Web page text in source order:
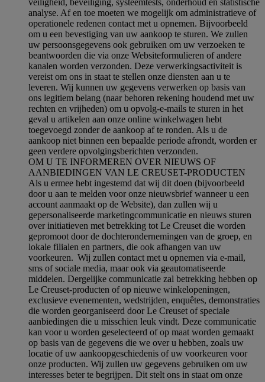
analyse. Af en toe moeten we mogelijk om administratieve of
operationele redenen contact met u opnemen. Bijvoorbeeld
om u een bevestiging van uw aankoop te sturen. We zullen
uw persoonsgegevens ook gebruiken om uw verzoeken te
beantwoorden die via onze Websiteformulieren of andere
kanalen worden verzonden. Deze verwerkingsactiviteit is
vereist om ons in staat te stellen onze diensten aan u te
leveren. Wij kunnen uw gegevens verwerken op basis van
ons legitiem belang (naar behoren rekening houdend met uw
rechten en vrijheden) om u opvolg-e-mails te sturen in het
geval u artikelen aan onze online winkelwagen hebt
toegevoegd zonder de aankoop af te ronden. Als u de
aankoop niet binnen een bepaalde periode afrondt, worden er
geen verdere opvolgingsberichten verzonden.
OM U TE INFORMEREN OVER NIEUWS OF
AANBIEDINGEN VAN LE CREUSET-PRODUCTEN
Als u ermee hebt ingestemd dat wij dit doen (bijvoorbeeld
door u aan te melden voor onze nieuwsbrief wanneer u een
account aanmaakt op de Website), dan zullen wij u
gepersonaliseerde marketingcommunicatie en nieuws sturen
over initiatieven met betrekking tot Le Creuset die worden
gepromoot door de dochterondernemingen van de groep, en
lokale filialen en partners, die ook afhangen van uw
voorkeuren. Wij zullen contact met u opnemen via e-mail,
sms of sociale media, maar ook via geautomatiseerde
middelen. Dergelijke communicatie zal betrekking hebben op
Le Creuset-producten of op nieuwe winkelopeningen,
exclusieve evenementen, wedstrijden, enquêtes, demonstraties
die worden georganiseerd door Le Creuset of speciale
aanbiedingen die u misschien leuk vindt. Deze communicatie
kan voor u worden geselecteerd of op maat worden gemaakt
op basis van de gegevens die we over u hebben, zoals uw
locatie of uw aankoopgeschiedenis of uw voorkeuren voor
onze producten. Wij zullen uw gegevens gebruiken om uw
interesses beter te begrijpen. Dit stelt ons in staat om onze